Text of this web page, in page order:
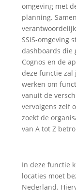
omgeving met
planning.
SSIS-omgeving
dashboards die
Cognos en de
deze functie zal
werken om
vanuit de
vervolgens zelf
zoekt de
van A tot Z
In deze functie
locaties moet
Nederland.